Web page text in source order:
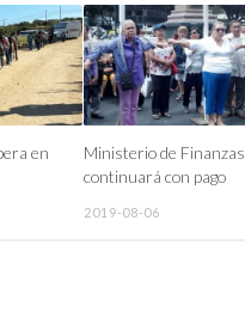
en
Ministerio de Finanzas
continuará con pago
2019-08-06